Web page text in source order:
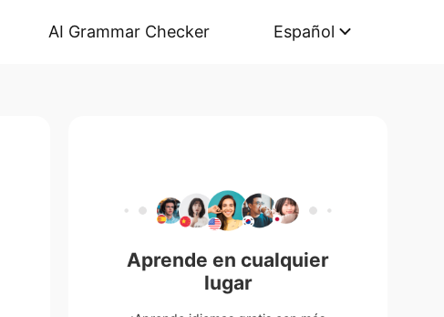
AI Grammar Checker Español
Aprende en cualquier
lugar